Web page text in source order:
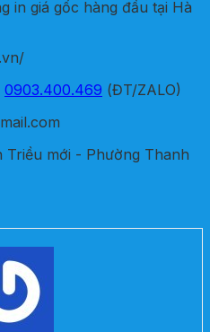
in giá gốc hàng đầu tại Hà
0903.400.469 (ĐT/ZALO)
Triều mới - Phường Thanh